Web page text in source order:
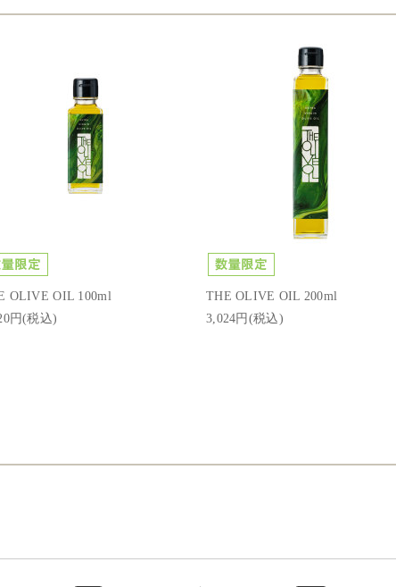
OLIVE OIL 100ml
円(税込)
THE OLIVE OIL 200ml
3,024円(税込)